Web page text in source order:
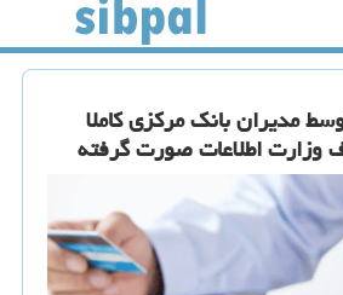
مدیران بانك مركزی كاملا
وزارت اطلاعات صورت گرفته